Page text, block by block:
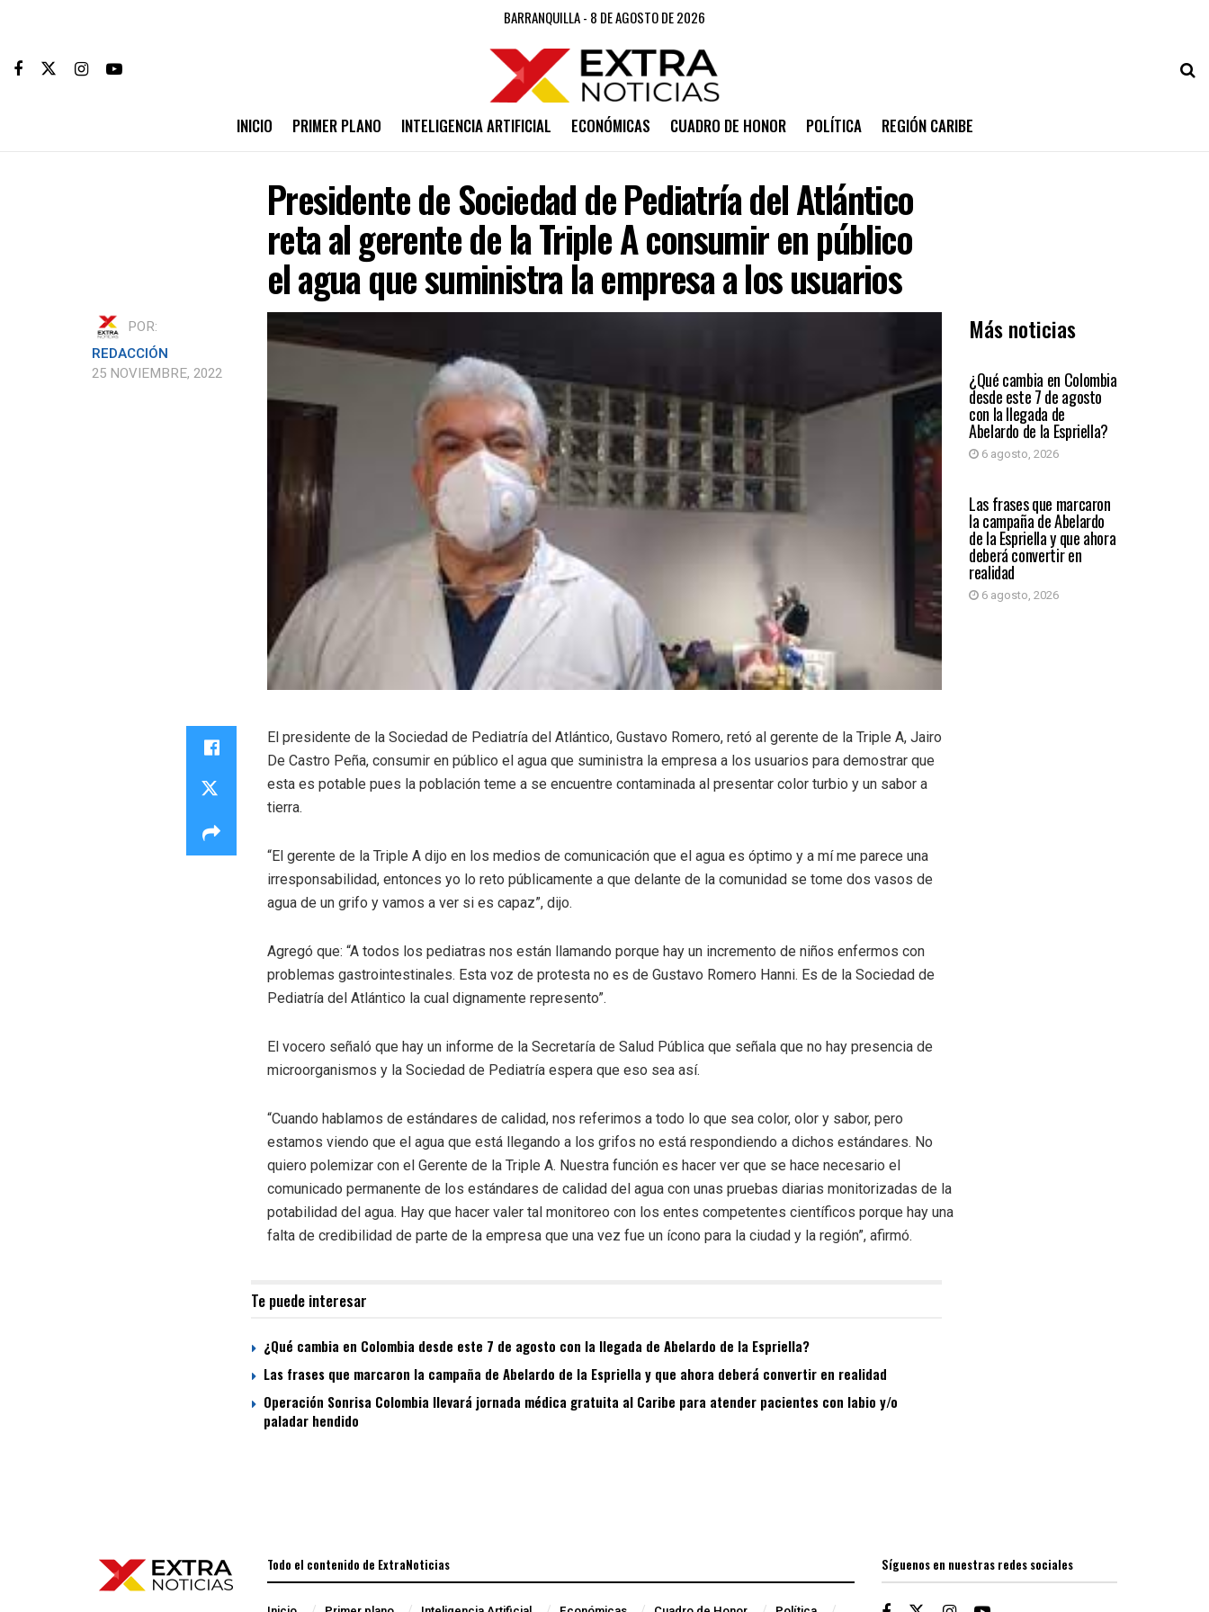
BARRANQUILLA - 8 DE AGOSTO DE 2026
INICIO PRIMER PLANO INTELIGENCIA ARTIFICIAL ECONÓMICAS CUADRO DE HONOR POLÍTICA REGIÓN CARIBE
Presidente de Sociedad de Pediatría del Atlántico
reta al gerente de la Triple A consumir en público
el agua que suministra la empresa a los usuarios
POR:
REDACCIÓN
25 NOVIEMBRE, 2022
Más noticias
PRIMER PLANO
¿Qué cambia en Colombia
desde este 7 de agosto
con la llegada de
Abelardo de la Espriella?
6 agosto, 2026
PRIMER PLANO
Las frases que marcaron
la campaña de Abelardo
de la Espriella y que ahora
deberá convertir en
realidad
6 agosto, 2026
El presidente de la Sociedad de Pediatría del Atlántico, Gustavo Romero, retó al gerente de la Triple A, Jairo
De Castro Peña, consumir en público el agua que suministra la empresa a los usuarios para demostrar que
esta es potable pues la población teme a se encuentre contaminada al presentar color turbio y un sabor a
tierra.
“El gerente de la Triple A dijo en los medios de comunicación que el agua es óptimo y a mí me parece una
irresponsabilidad, entonces yo lo reto públicamente a que delante de la comunidad se tome dos vasos de
agua de un grifo y vamos a ver si es capaz”, dijo.
Agregó que: “A todos los pediatras nos están llamando porque hay un incremento de niños enfermos con
problemas gastrointestinales. Esta voz de protesta no es de Gustavo Romero Hanni. Es de la Sociedad de
Pediatría del Atlántico la cual dignamente represento”.
El vocero señaló que hay un informe de la Secretaría de Salud Pública que señala que no hay presencia de
microorganismos y la Sociedad de Pediatría espera que eso sea así.
“Cuando hablamos de estándares de calidad, nos referimos a todo lo que sea color, olor y sabor, pero
estamos viendo que el agua que está llegando a los grifos no está respondiendo a dichos estándares. No
quiero polemizar con el Gerente de la Triple A. Nuestra función es hacer ver que se hace necesario el
comunicado permanente de los estándares de calidad del agua con unas pruebas diarias monitorizadas de la
potabilidad del agua. Hay que hacer valer tal monitoreo con los entes competentes científicos porque hay una
falta de credibilidad de parte de la empresa que una vez fue un ícono para la ciudad y la región”, afirmó.
Te puede interesar
¿Qué cambia en Colombia desde este 7 de agosto con la llegada de Abelardo de la Espriella?
Las frases que marcaron la campaña de Abelardo de la Espriella y que ahora deberá convertir en realidad
Operación Sonrisa Colombia llevará jornada médica gratuita al Caribe para atender pacientes con labio y/o
paladar hendido
Todo el contenido de ExtraNoticias Síguenos en nuestras redes sociales